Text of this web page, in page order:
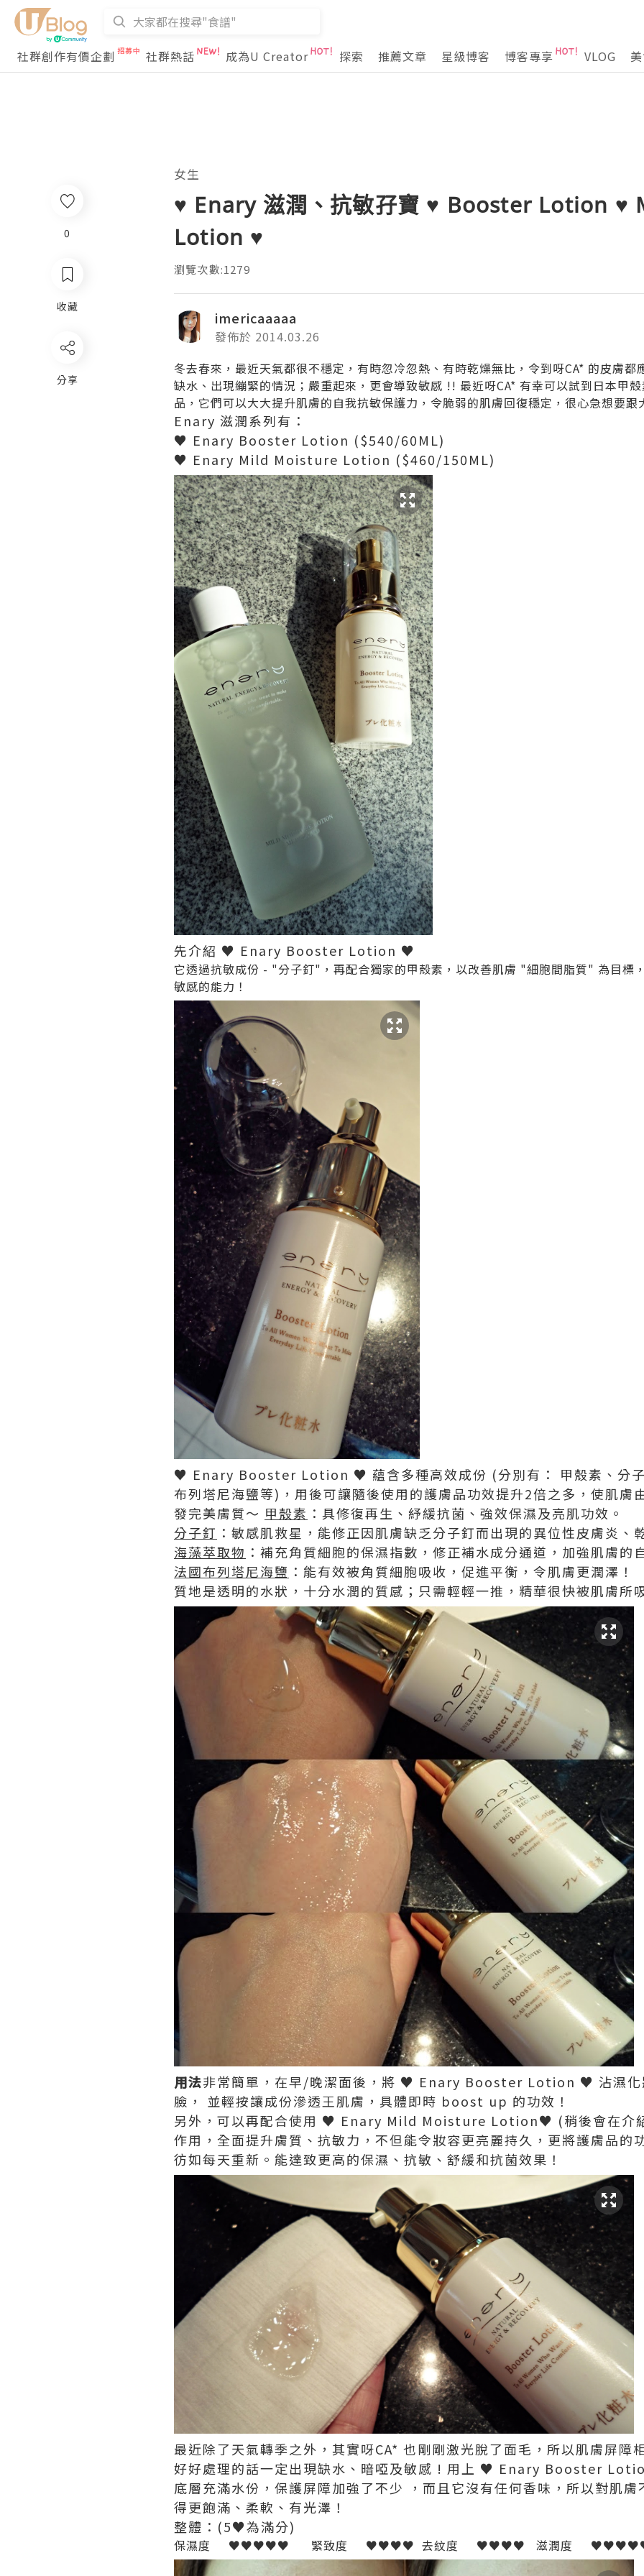
社群創作有價企劃
社群熱話 成為U Creator 探索 推薦文章 星級博客 博客專享 VLOG
0
收藏
分享
女生
♥ Enary 滋潤、抗敏孖寶 ♥ Booster Lotion
Lotion ♥
瀏覽次數:1279
imericaaaaa
發佈於 2014.03.26
冬去春來，最近天氣都很不穩定，有時忽冷忽熱、有時乾燥無比，令到呀CA* 的皮膚都
缺水、出現繃緊的情況；嚴重起來，更會導致敏感 !! 最近呀CA* 有幸可以試到日本甲
品，它們可以大大提升肌膚的自我抗敏保護力，令脆弱的肌膚回復穩定，很心急想要跟
Enary 滋潤系列有：
♥ Enary Booster Lotion ($540/60ML)
♥ Enary Mild Moisture Lotion ($460/150ML)
先介紹 ♥ Enary Booster Lotion ♥
它透過抗敏成份 - "分子釘"，再配合獨家的甲殼素，以改善肌膚 "細胞間脂質" 為目標
敏感的能力！
♥ Enary Booster Lotion ♥ 蘊含多種高效成份 (分別有： 甲殼素、分子
布列塔尼海鹽等)，用後可讓隨後使用的護膚品功效提升2倍之多，使肌膚
發完美膚質～ 甲殼素 ：具修復再生、紓緩抗菌、強效保濕及亮肌功效。
分子釘 ：敏感肌救星，能修正因肌膚缺乏分子釘而出現的異位性皮膚炎、
海藻萃取物 ：補充角質細胞的保濕指數，修正補水成分通道，加強肌膚的
法國布列塔尼海鹽 ：能有效被角質細胞吸收，促進平衡，令肌膚更潤澤！
質地是透明的水狀，十分水潤的質感；只需輕輕一推，精華很快被肌膚所
用法非常簡單，在早/晚潔面後，將 ♥ Enary Booster Lotion ♥ 沾濕化
臉， 並輕按讓成份滲透王肌膚，具體即時 boost up 的功效！
另外，可以再配合使用 ♥ Enary Mild Moisture Lotion♥ (稍後會在介
作用，全面提升膚質、抗敏力，不但能令妝容更亮麗持久，更將護膚品的
彷如每天重新。能達致更高的保濕、抗敏、舒緩和抗菌效果！
最近除了天氣轉季之外，其實呀CA* 也剛剛激光脫了面毛，所以肌膚屏障
好好處理的話一定出現缺水、暗啞及敏感 ! 用上 ♥ Enary Booster
底層充滿水份，保護屏障加強了不少 ，而且它沒有任何香味，所以對肌膚
得更飽滿、柔軟、有光澤！
整體：(5♥為滿分)
保濕度 ♥♥♥♥♥ 緊致度 ♥♥♥♥ 去紋度 ♥♥♥♥ 滋潤度